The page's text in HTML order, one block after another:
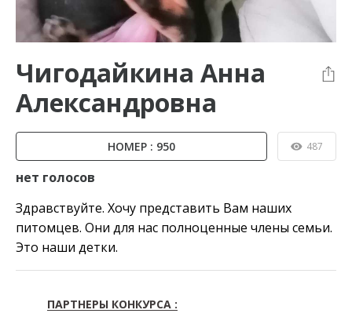
Чигодайкина Анна
Александровна
НОМЕР : 950 487
нет голосов
Здравствуйте. Хочу представить Вам наших
питомцев. Они для нас полноценные члены семьи.
Это наши детки.
ПАРТНЕРЫ КОНКУРСА :